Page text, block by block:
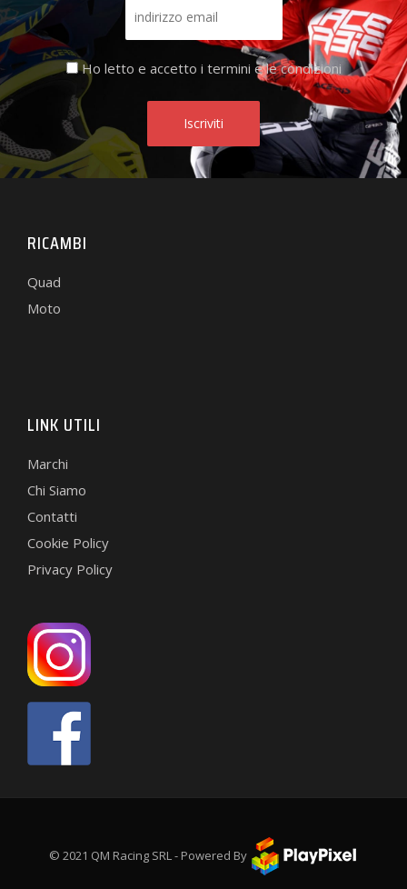
Ho letto e accetto i termini e le condizioni
RICAMBI
Quad
Moto
LINK UTILI
Marchi
Chi Siamo
Contatti
Cookie Policy
Privacy Policy
© 2021 QM Racing SRL - Powered By